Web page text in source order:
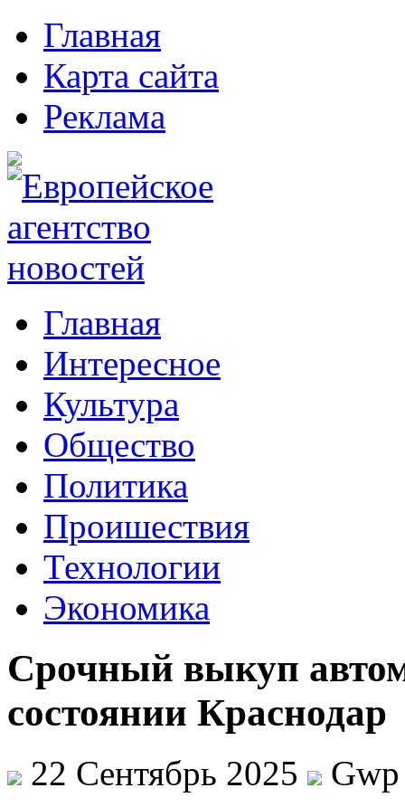
Главная
Карта сайта
Реклама
Главная
Интересное
Культура
Общество
Политика
Проишествия
Технологии
Экономика
Срочный выкуп
состоянии Краснодар
22 Сентябрь 2025
Gwp